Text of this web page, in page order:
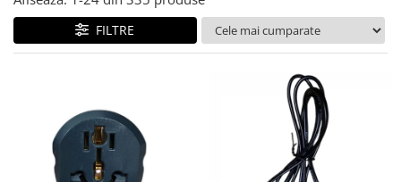
Senzori de
miscare,crepuscular,dulii cu
senzor
exterior
FILTRE